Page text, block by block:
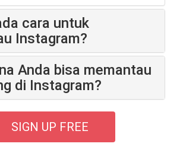
cara untuk
Instagram?
Anda bisa memantau
di Instagram?
SIGN UP FREE